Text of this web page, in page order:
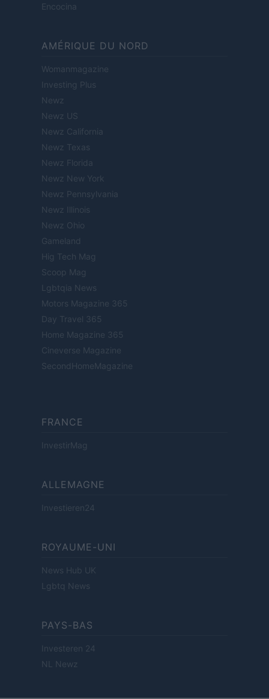
Encocina
AMÉRIQUE DU NORD
Womanmagazine
Investing Plus
Newz
Newz US
Newz California
Newz Texas
Newz Florida
Newz New York
Newz Pennsylvania
Newz Illinois
Newz Ohio
Gameland
Hig Tech Mag
Scoop Mag
Lgbtqia News
Motors Magazine 365
Day Travel 365
Home Magazine 365
Cineverse Magazine
SecondHomeMagazine
FRANCE
InvestirMag
ALLEMAGNE
Investieren24
ROYAUME-UNI
News Hub UK
Lgbtq News
PAYS-BAS
Investeren 24
NL Newz